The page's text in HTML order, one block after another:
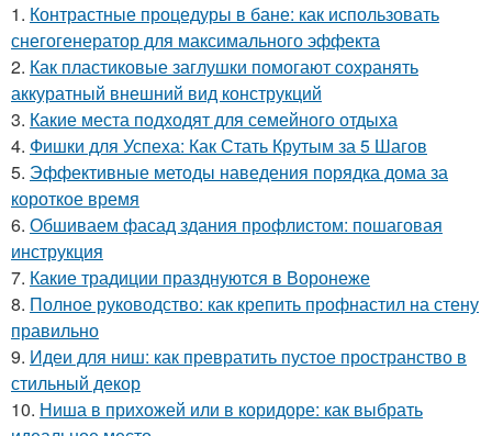
1. Контрастные процедуры в бане: как использовать
снегогенератор для максимального эффекта
2. Как пластиковые заглушки помогают сохранять
аккуратный внешний вид конструкций
3. Какие места подходят для семейного отдыха
4. Фишки для Успеха: Как Стать Крутым за 5 Шагов
5. Эффективные методы наведения порядка дома за
короткое время
6. Обшиваем фасад здания профлистом: пошаговая
инструкция
7. Какие традиции празднуются в Воронеже
8. Полное руководство: как крепить профнастил на стену
правильно
9. Идеи для ниш: как превратить пустое пространство в
стильный декор
10. Ниша в прихожей или в коридоре: как выбрать